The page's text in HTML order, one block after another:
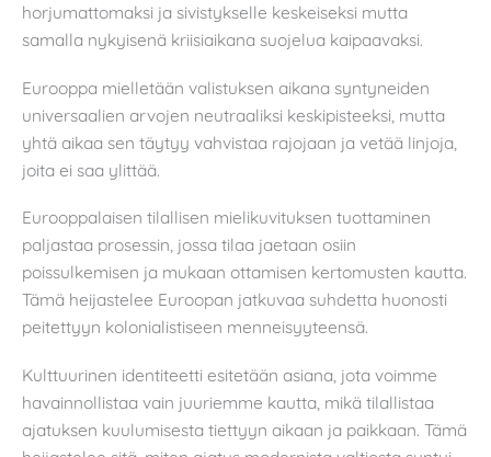
horjumattomaksi ja sivistykselle keskeiseksi mutta
samalla nykyisenä kriisiaikana suojelua kaipaavaksi.
Eurooppa mielletään valistuksen aikana syntyneiden
universaalien arvojen neutraaliksi keskipisteeksi, mutta
yhtä aikaa sen täytyy vahvistaa rajojaan ja vetää linjoja,
joita ei saa ylittää.
Eurooppalaisen tilallisen mielikuvituksen tuottaminen
paljastaa prosessin, jossa tilaa jaetaan osiin
poissulkemisen ja mukaan ottamisen kertomusten kautta.
Tämä heijastelee Euroopan jatkuvaa suhdetta huonosti
peitettyyn kolonialistiseen menneisyyteensä.
Kulttuurinen identiteetti esitetään asiana, jota voimme
havainnollistaa vain juuriemme kautta, mikä tilallistaa
ajatuksen kuulumisesta tiettyyn aikaan ja paikkaan. Tämä